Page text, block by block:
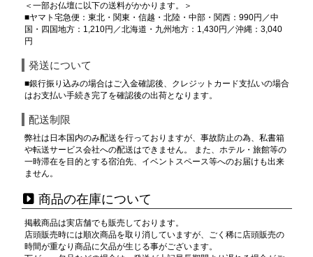
＜一部お仏壇に以下の送料がかかります。＞
■ヤマト宅急便：東北・関東・信越・北陸・中部・関西：990円／中
国・四国地方：1,210円／北海道・九州地方：1,430円／沖縄：3,040
円
発送について
■銀行振り込みの場合はご入金確認後、クレジットカード支払いの場合
はお支払い手続き完了を確認後の出荷となります。
配送制限
弊社は日本国内のみ配送を行っておりますが、事故防止の為、私書箱
や転送サービス会社への配送はできません。 また、ホテル・旅館等の
一時滞在を目的とする宿泊先、イベントスペース等へのお届けも出来
ません。
商品の在庫について
掲載商品は実店舗でも販売しております。
店頭販売時には順次商品を取り消していますが、ごく稀に店頭販売の
時間が重なり商品に欠品が生じる事がございます。